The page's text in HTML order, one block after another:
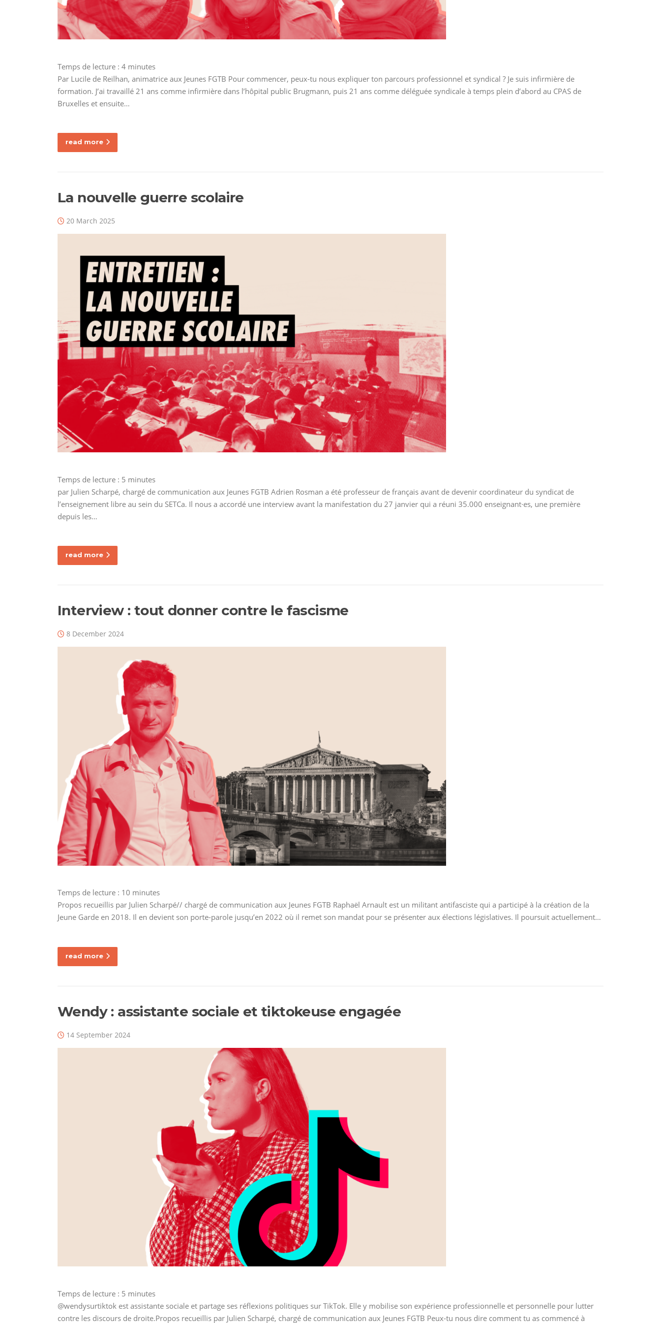
Temps de lecture : 4 minutes
Par Lucile de Reilhan, animatrice aux Jeunes FGTB Pour commencer, peux-tu nous expliquer ton parcours professionnel et syndical ? Je suis infirmière de
formation. J’ai travaillé 21 ans comme infirmière dans l’hôpital public Brugmann, puis 21 ans comme déléguée syndicale à temps plein d’abord au CPAS de
Bruxelles et ensuite…
read more
La nouvelle guerre scolaire
20 March 2025
Temps de lecture : 5 minutes
par Julien Scharpé, chargé de communication aux Jeunes FGTB Adrien Rosman a été professeur de français avant de devenir coordinateur du syndicat de
l’enseignement libre au sein du SETCa. Il nous a accordé une interview avant la manifestation du 27 janvier qui a réuni 35.000 enseignant·es, une première
depuis les…
read more
Interview : tout donner contre le fascisme
8 December 2024
Temps de lecture : 10 minutes
Propos recueillis par Julien Scharpé// chargé de communication aux Jeunes FGTB Raphaël Arnault est un militant antifasciste qui a participé à la création de la
Jeune Garde en 2018. Il en devient son porte-parole jusqu’en 2022 où il remet son mandat pour se présenter aux élections législatives. Il poursuit actuellement…
read more
Wendy : assistante sociale et tiktokeuse engagée
14 September 2024
Temps de lecture : 5 minutes
@wendysurtiktok est assistante sociale et partage ses réflexions politiques sur TikTok. Elle y mobilise son expérience professionnelle et personnelle pour lutter
contre les discours de droite.Propos recueillis par Julien Scharpé, chargé de communication aux Jeunes FGTB Peux-tu nous dire comment tu as commencé à